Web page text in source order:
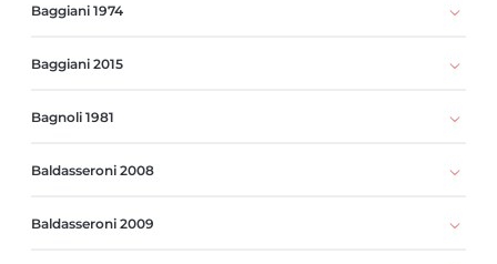
Baggiani 1974
Baggiani 2015
Bagnoli 1981
Baldasseroni 2008
Baldasseroni 2009